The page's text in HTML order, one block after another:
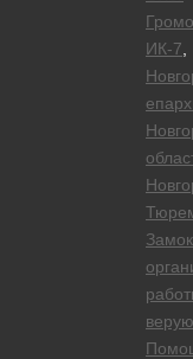
ИК-7
Замок